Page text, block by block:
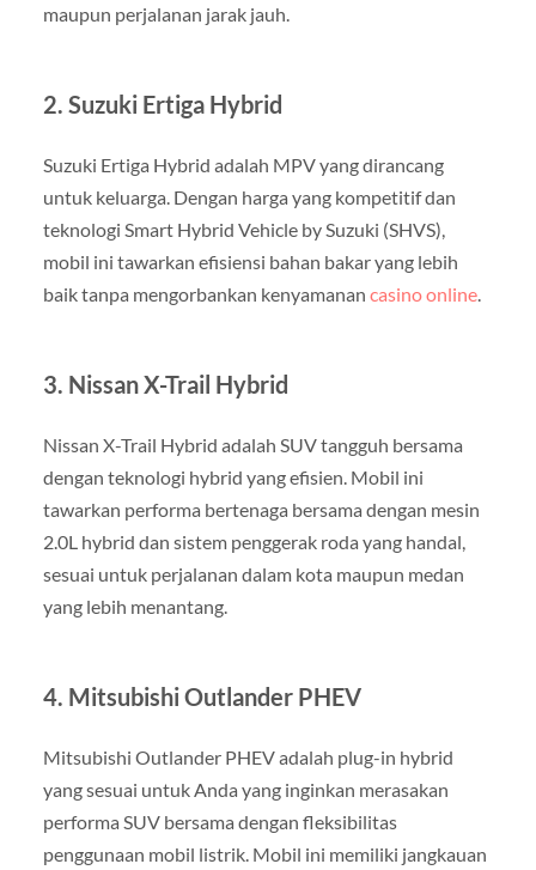
maupun perjalanan jarak jauh.
2. Suzuki Ertiga Hybrid
Suzuki Ertiga Hybrid adalah MPV yang dirancang
untuk keluarga. Dengan harga yang kompetitif dan
teknologi Smart Hybrid Vehicle by Suzuki (SHVS),
mobil ini tawarkan efisiensi bahan bakar yang lebih
baik tanpa mengorbankan kenyamanan casino online.
3. Nissan X-Trail Hybrid
Nissan X-Trail Hybrid adalah SUV tangguh bersama
dengan teknologi hybrid yang efisien. Mobil ini
tawarkan performa bertenaga bersama dengan mesin
2.0L hybrid dan sistem penggerak roda yang handal,
sesuai untuk perjalanan dalam kota maupun medan
yang lebih menantang.
4. Mitsubishi Outlander PHEV
Mitsubishi Outlander PHEV adalah plug-in hybrid
yang sesuai untuk Anda yang inginkan merasakan
performa SUV bersama dengan fleksibilitas
penggunaan mobil listrik. Mobil ini memiliki jangkauan